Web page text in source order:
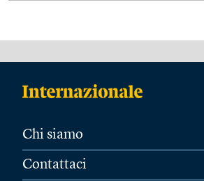
Chi siamo
Contattaci